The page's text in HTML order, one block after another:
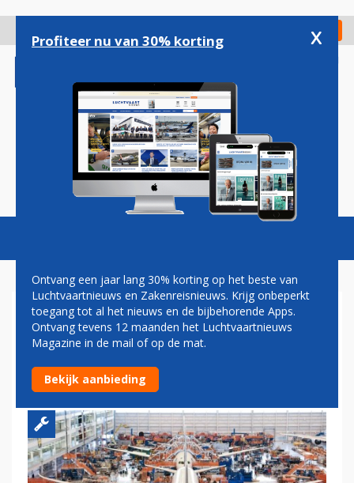
gaan
Check in
Magazine Podcasts Vacatures
BOEING WIL DIT JAAR
GEÜPGRADEDE VERSIE VAN
DREAMLINER LEVEREN
Profiteer nu van 30% korting x
Ontvang een jaar lang 30% korting op het beste van
Luchtvaartnieuws en Zakenreisnieuws. Krijg onbeperkt
toegang tot al het nieuws en de bijbehorende Apps.
Ontvang tevens 12 maanden het Luchtvaartnieuws
Magazine in de mail of op de mat.
Bekijk aanbieding